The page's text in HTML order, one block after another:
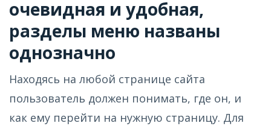
очевидная и удобная,
разделы меню названы
однозначно
Находясь на любой странице сайта
пользователь должен понимать, где он, и
как ему перейти на нужную страницу. Для